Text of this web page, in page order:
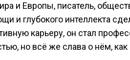
и Европы, писатель,
и глубокого интеллекта
карьеру, он стал
но всё же слава о нём,